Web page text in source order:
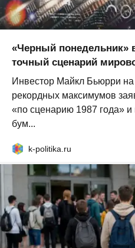
«Черный понедельник»
точный сценарий
Инвестор Майкл Бьюрри
рекордных максимумов
«по сценарию 1987 года» и
бум...
k-politika.ru